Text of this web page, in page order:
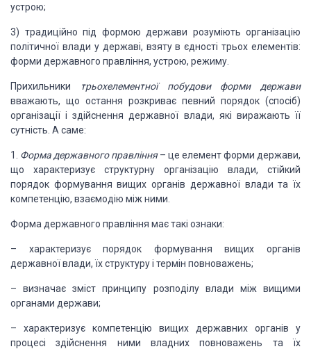
устрою;
3) традиційно під формою держави розуміють організацію
політичної влади у державі, взяту в єдності трьох елементів:
форми державного правління, устрою, режиму.
Прихильники
трьохелементної побудови форми держави
вважають, що остання розкриває певний порядок (спосіб)
організації і здійснення державної влади, які виражають її
сутність. А саме:
1. Форма державного правління– це елементформи держави,
що характеризує структурну організацію влади, стійкий
порядок формування вищих органів державної влади та їх
компетенцію, взаємодію між ними.
Форма державного правління має такі ознаки:
– характеризує порядок формування вищих органів
державноївлади, їх структуру і термін повноважень;
–визначає зміст принципу розподілу влади між вищими
органами держави;
– характеризує компетенцію вищих державних органів у
процесі здійснення ними владних повноважень та їх